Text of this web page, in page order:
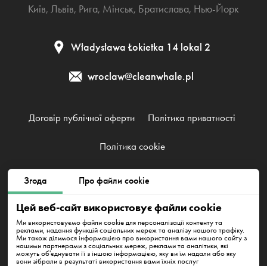
Згода Про файли cookie
Цей веб-сайт використовує файли cookie
Ми використовуємо файли cookie для персоналізації контенту та
реклами, надання функцій соціальних мереж та аналізу нашого трафіку.
Ми також ділимося інформацією про використання вами нашого сайту з
нашими партнерами з соціальних мереж, реклами та аналітики, які
можуть об'єднувати її з іншою інформацією, яку ви їм надали або яку
вони зібрали в результаті використання вами їхніх послуг
Київ, Львів, Рига, Мінськ, Братислава, Нью-Йорк
Władysława Łokietka 14 lokal 2
wroclaw@cleanwhale.pl
Договір публічної оферти Політика приватності
Політика cookie
Clean Whale Sp. z o.o., KRS 0000868230, NIP: 6751738063,
REGON: 38745511400000
Wrocław, Władysława Łokietka 14 lokal 2, 30-010